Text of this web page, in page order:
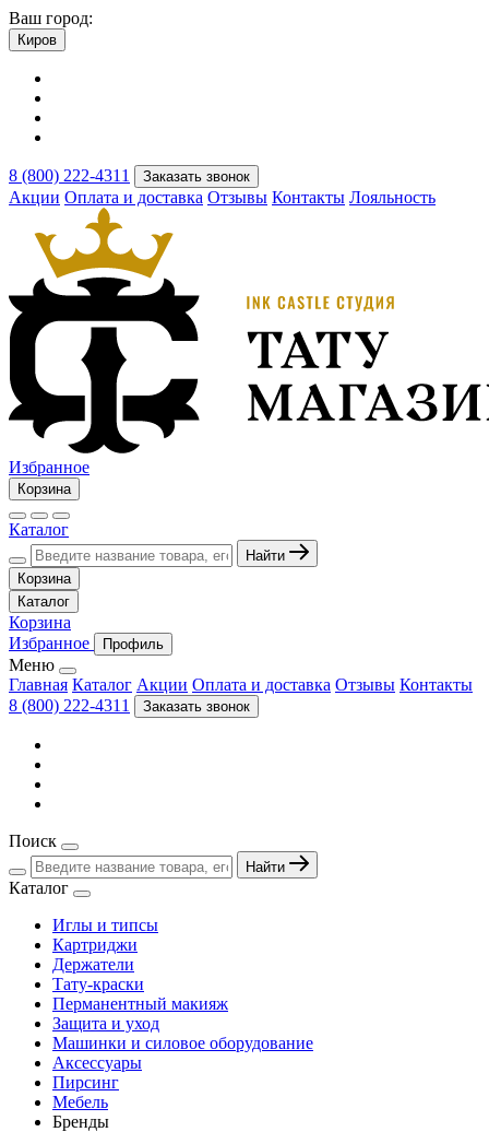
Ваш город:
Киров
8 (800) 222-4311 Заказать звонок
Акции Оплата и доставка Отзывы Контакты Лояльность
Избранное
Корзина
Каталог
Найти
Корзина
Каталог
Корзина
Избранное
Профиль
Меню
Главная Каталог Акции Оплата и доставка Отзывы Контакты
8 (800) 222-4311
Заказать звонок
Поиск
Найти
Каталог
Иглы и типсы
Картриджи
Держатели
Тату-краски
Перманентный макияж
Защита и уход
Машинки и силовое оборудование
Аксессуары
Пирсинг
Мебель
Бренды